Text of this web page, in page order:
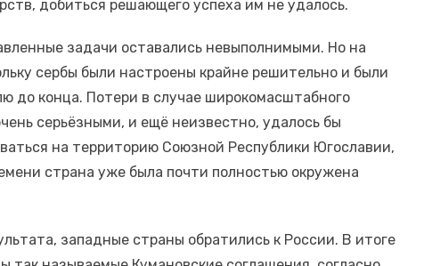
добиться решающего успеха им не удалось.
задачи оставались невыполнимыми. Но на
сербы были настроены крайне решительно и были
до конца. Потери в случае широкомасштабного
серьёзными, и ещё неизвестно, удалось бы
на территорию Союзной Республики Югославии,
страна уже была почти полностью окружена
западные страны обратились к России. В итоге